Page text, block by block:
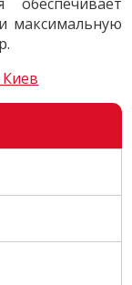
максимальную